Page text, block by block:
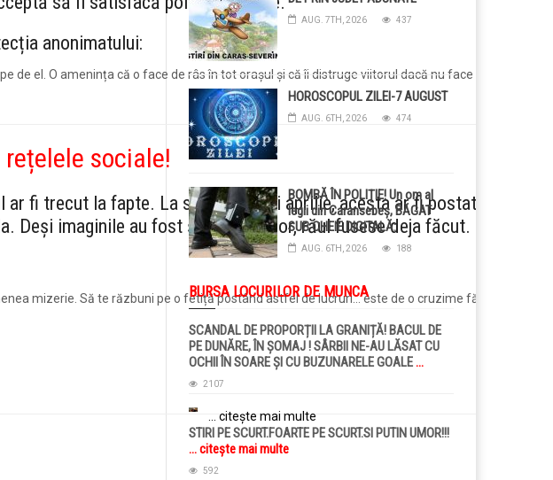
anonimatului:
de el. O amenința că o face de râs în tot orașul și că îi distruge viitorul dacă nu face ce
sociale!
ar fi trecut la fapte. La sfârșitul lunii aprilie, acesta ar fi postat
Deși imaginile au fost șterse ulterior, răul fusese deja făcut.
mizerie. Să te răzbuni pe o fetiță postând astfel de lucruri… este de o cruzime fără
AUG. 7TH, 2026 437
HOROSCOPUL ZILEI-7 AUGUST
AUG. 6TH, 2026 474
BOMBĂ ÎN POLIȚIE! Un om al
legii din Caransebeș, BĂGAT
SUB CHEIE DIGITALĂ:
Judecătorii i-au pus BRĂȚARĂ
ELECTRONICĂ la picior!
AUG. 6TH, 2026 188
BURSA LOCURILOR DE MUNCA
SCANDAL DE PROPORȚII LA GRANIȚĂ! BACUL DE
PE DUNĂRE, ÎN ȘOMAJ ! SÂRBII NE-AU LĂSAT CU
OCHII ÎN SOARE ȘI CU BUZUNARELE GOALE...
citește mai multe
2107
... citește mai multe
STIRI PE SCURT.FOARTE PE SCURT.SI PUTIN UMOR!!!
... citește mai multe
592